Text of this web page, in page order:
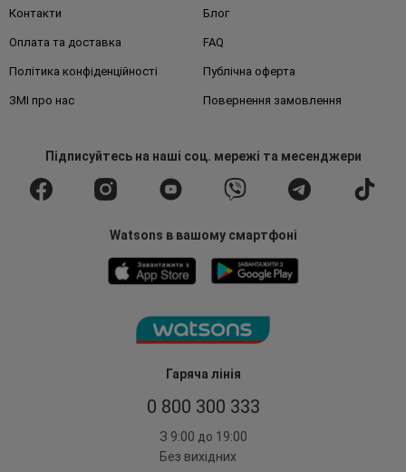
Гаряча лінія
0 800 300 333
З 9:00 до 19:00
Без вихідних
Контакти Блог
Оплата та доставка FAQ
Політика конфіденційності Публічна оферта
ЗМІ про нас Повернення замовлення
Підписуйтесьна наші соц. мережі та месенджери
Watsons в вашому смартфоні